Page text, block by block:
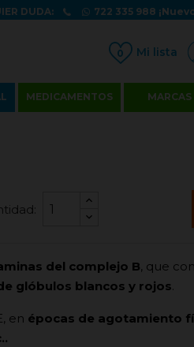
DUDA: 722 335 988
0
MEDICAMENTOS MARCAS
del complejo B, que
glóbulos blancos y rojos.
en épocas de agotamiento